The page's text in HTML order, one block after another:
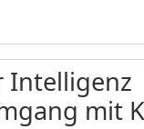
Intelligenz
mit